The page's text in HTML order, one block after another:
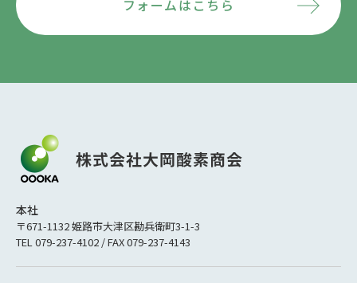
フォームはこちら
本社
〒671-1132 姫路市大津区勘兵衛町3-1-3
TEL 079-237-4102 / FAX 079-237-4143